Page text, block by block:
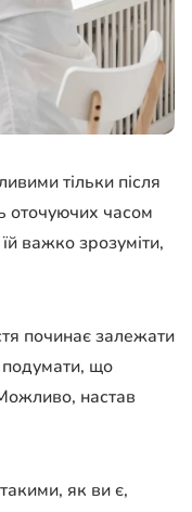
тільки після
оточуючих часом
важко зрозуміти,
починає залежати
подумати, що
настав
як ви є,